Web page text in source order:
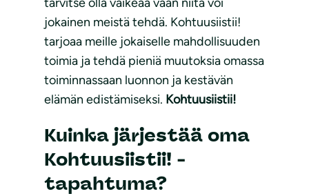
jokainen meistä tehdä. Kohtuusiistii!
tarjoaa meille jokaiselle mahdollisuuden
toimia ja tehdä pieniä muutoksia omassa
toiminnassaan luonnon ja kestävän
elämän edistämiseksi. Kohtuusiistii!
Kuinka järjestää oma
Kohtuusiistii! -
tapahtuma?